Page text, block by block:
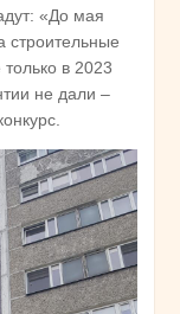
«До мая
строительные
в 2023
не дали –